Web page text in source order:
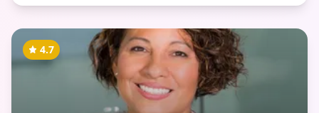
4.7